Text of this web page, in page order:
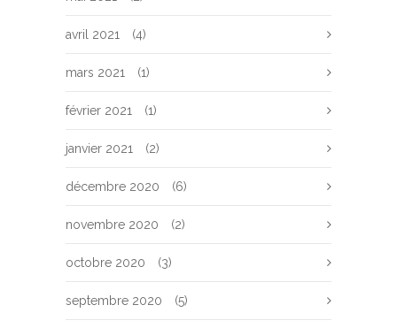
avril 2021 (4)
mars 2021 (1)
février 2021 (1)
janvier 2021 (2)
décembre 2020 (6)
novembre 2020 (2)
octobre 2020 (3)
septembre 2020 (5)